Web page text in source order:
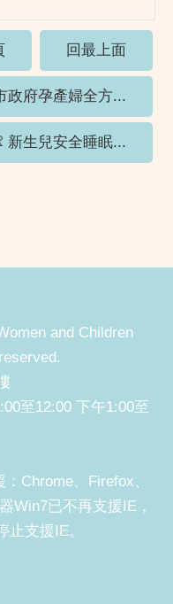
回最上面
政府孕產婦全方...
新生兒安全睡眠...
and Children
至12:00 下午1:00至
Chrome、Firefox、
Win7已不再支援IE，
支援IE。